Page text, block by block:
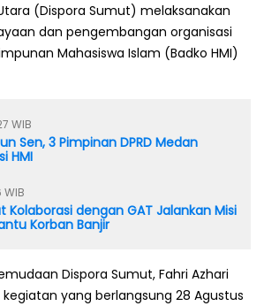
(Dispora Sumut) melaksanakan
dan pengembangan organisasi
Mahasiswa Islam (Badko HMI)
WIB
Sen, 3 Pimpinan DPRD Medan
HMI
WIB
Kolaborasi dengan GAT Jalankan Misi
Korban Banjir
Dispora Sumut, Fahri Azhari
yang berlangsung 28 Agustus